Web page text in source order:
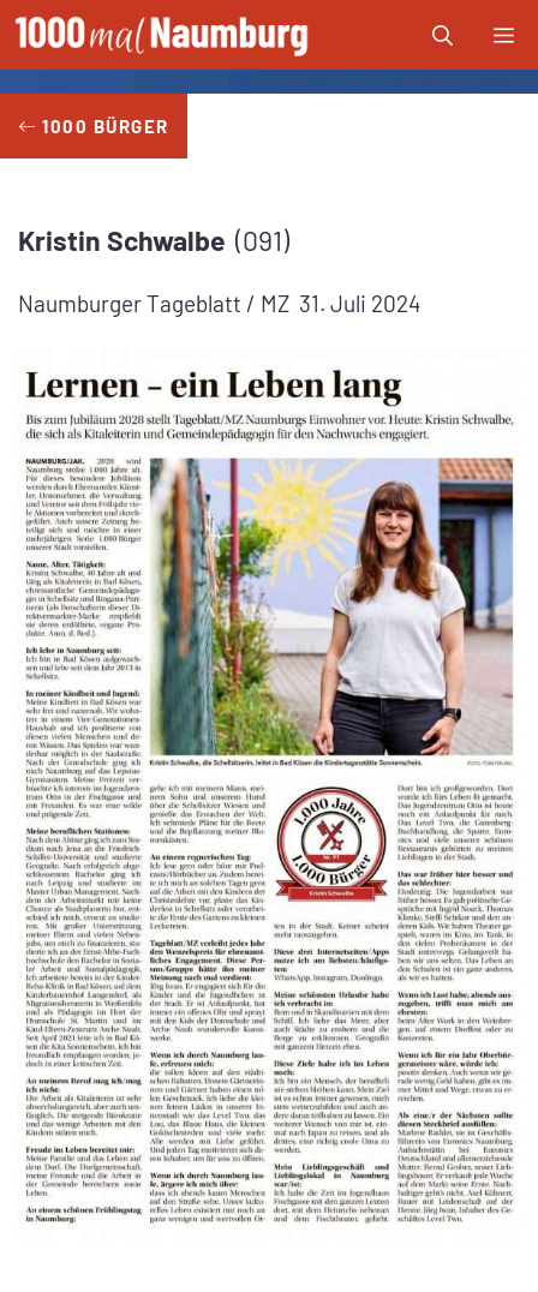
Zum
Inhalt
springen
1000 BÜRGER
Kristin Schwalbe 091
Naumburger Tageblatt / MZ 31. Juli 2024